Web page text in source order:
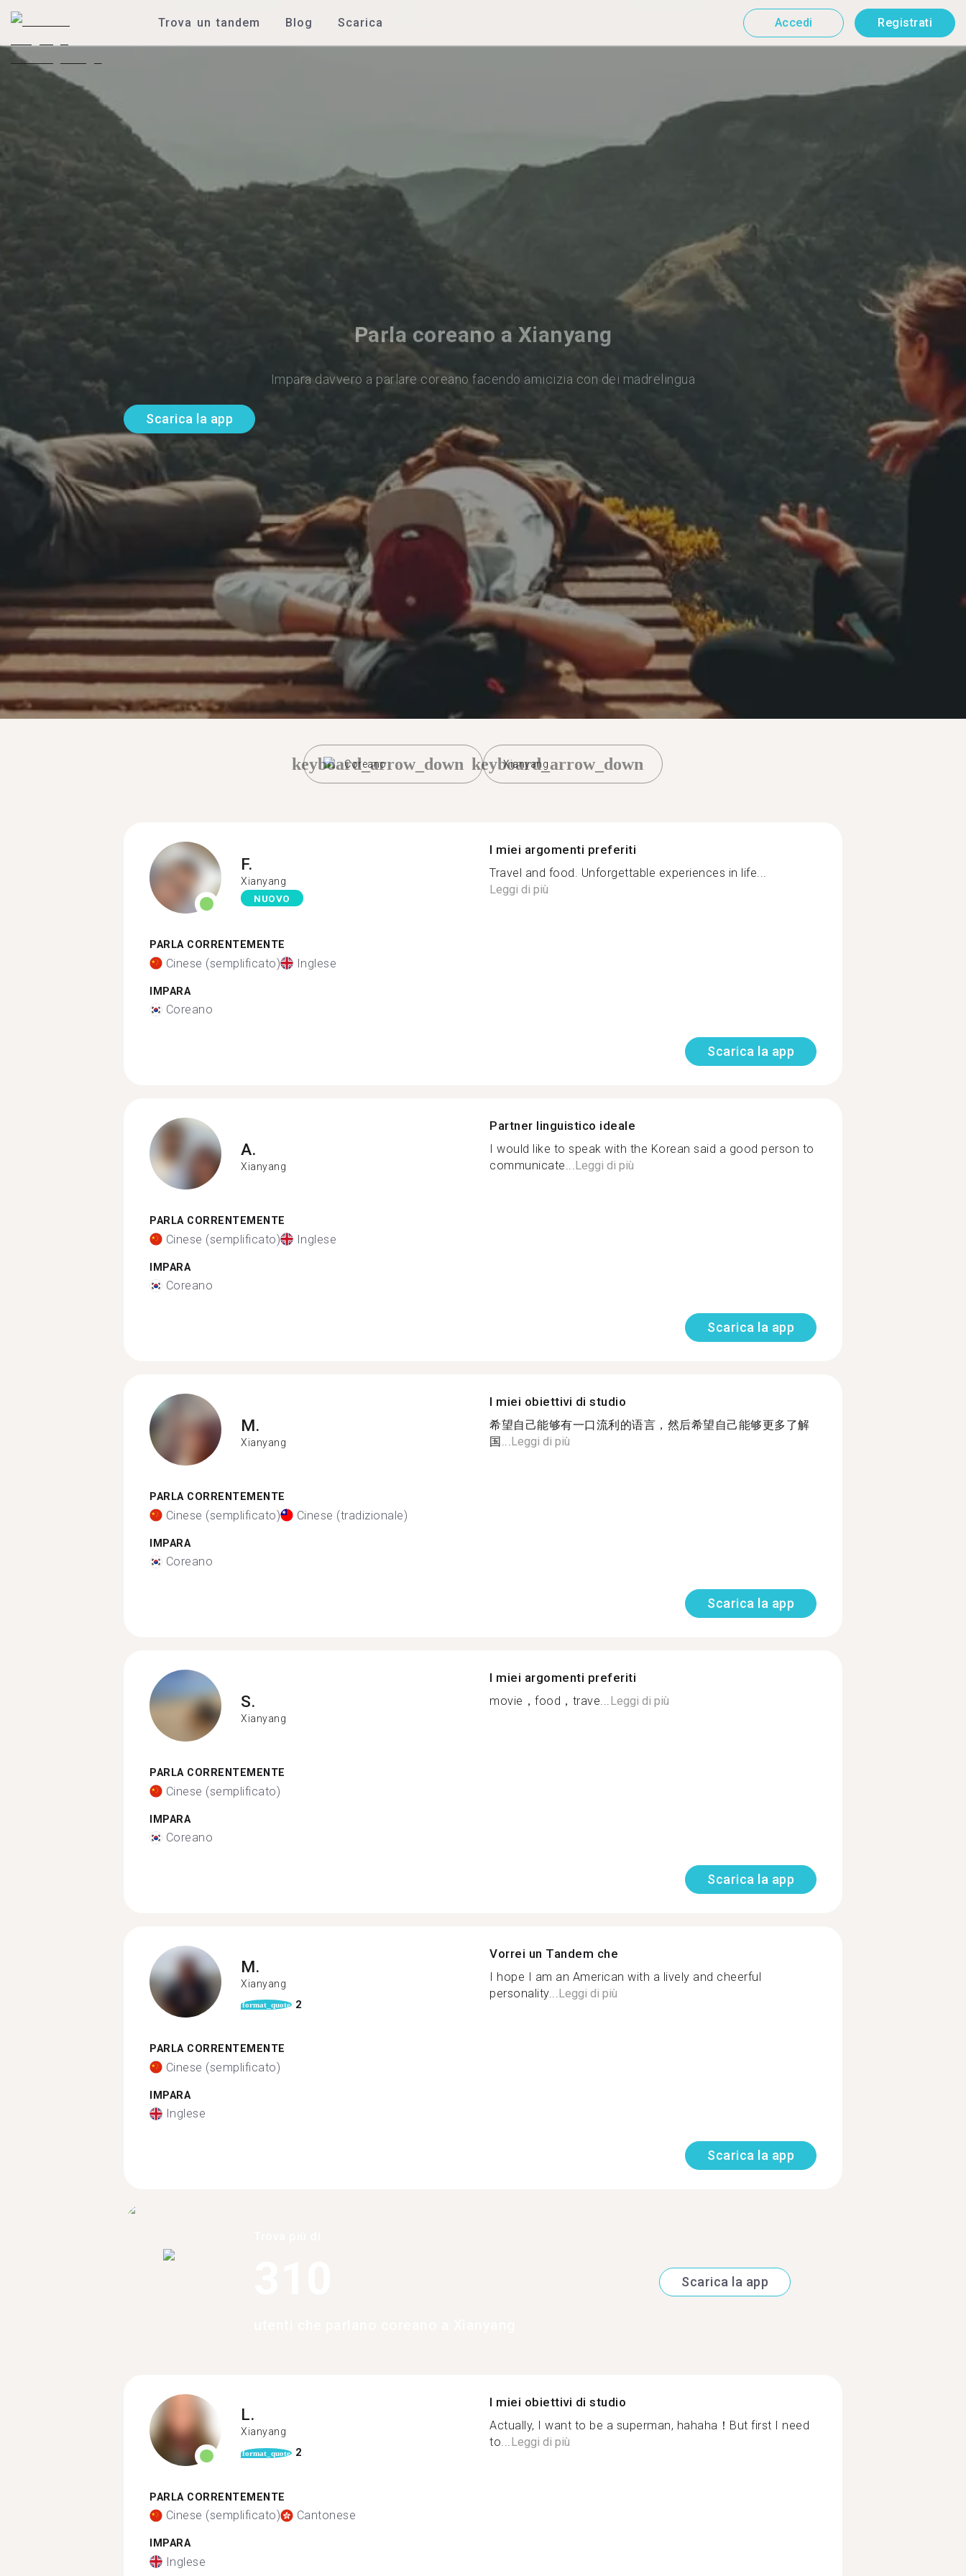
Trova un tandem Blog Scarica Accedi Registrati
Parla coreano a Xianyang
Impara davvero a parlare coreano facendo amicizia con dei madrelingua
Scarica la app
Coreano
keyboard_arrow_down Xianyang
keyboard_arrow_down
F.
Xianyang
NUOVO
PARLA CORRENTEMENTE
Cinese (semplificato) Inglese
IMPARA
Coreano
I miei argomenti preferiti
Travel and food. Unforgettable experiences in life...
Leggi di più
Scarica la app
A.
Xianyang
PARLA CORRENTEMENTE
Cinese (semplificato) Inglese
IMPARA
Coreano
Partner linguistico ideale
I would like to speak with the Korean said a good person to
communicate...Leggi di più
Scarica la app
M.
Xianyang
PARLA CORRENTEMENTE
Cinese (semplificato) Cinese (tradizionale)
IMPARA
Coreano
I miei obiettivi di studio
希望自己能够有一口流利的语言，然后希望自己能够更多了解
国...Leggi di più
Scarica la app
S.
Xianyang
PARLA CORRENTEMENTE
Cinese (semplificato)
IMPARA
Coreano
I miei argomenti preferiti
movie，food，trave...Leggi di più
Scarica la app
M.
Xianyang
format_quote 2
PARLA CORRENTEMENTE
Cinese (semplificato)
IMPARA
Inglese
Vorrei un Tandem che
I hope I am an American with a lively and cheerful
personality...Leggi di più
Scarica la app
Scarica la app
L.
Xianyang
format_quote 2
PARLA CORRENTEMENTE
Cinese (semplificato) Cantonese
IMPARA
Inglese
I miei obiettivi di studio
Actually, I want to be a superman, hahaha！But first I need
to... Leggi di più